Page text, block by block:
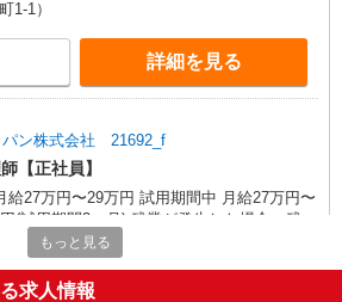
1-1）
詳細を見る
パン株式会社 21692_f
【正社員】
27万円〜29万円 試用期間中 月給27万円〜
期間3ヶ月) 残業が発生した場合、残業
1分単位で別途支給します。 ※給与は経験や
給与に応じて決定します。
ＳＵＢＡＲＵ太田 第3食堂 （群馬県太田市ス
1-1）
もっと見る
求人情報